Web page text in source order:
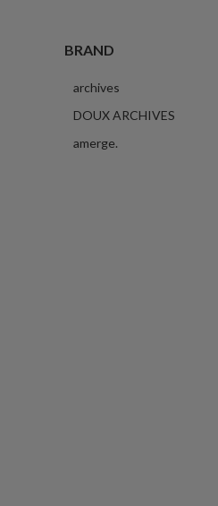
BRAND
archives
DOUX ARCHIVES
amerge.